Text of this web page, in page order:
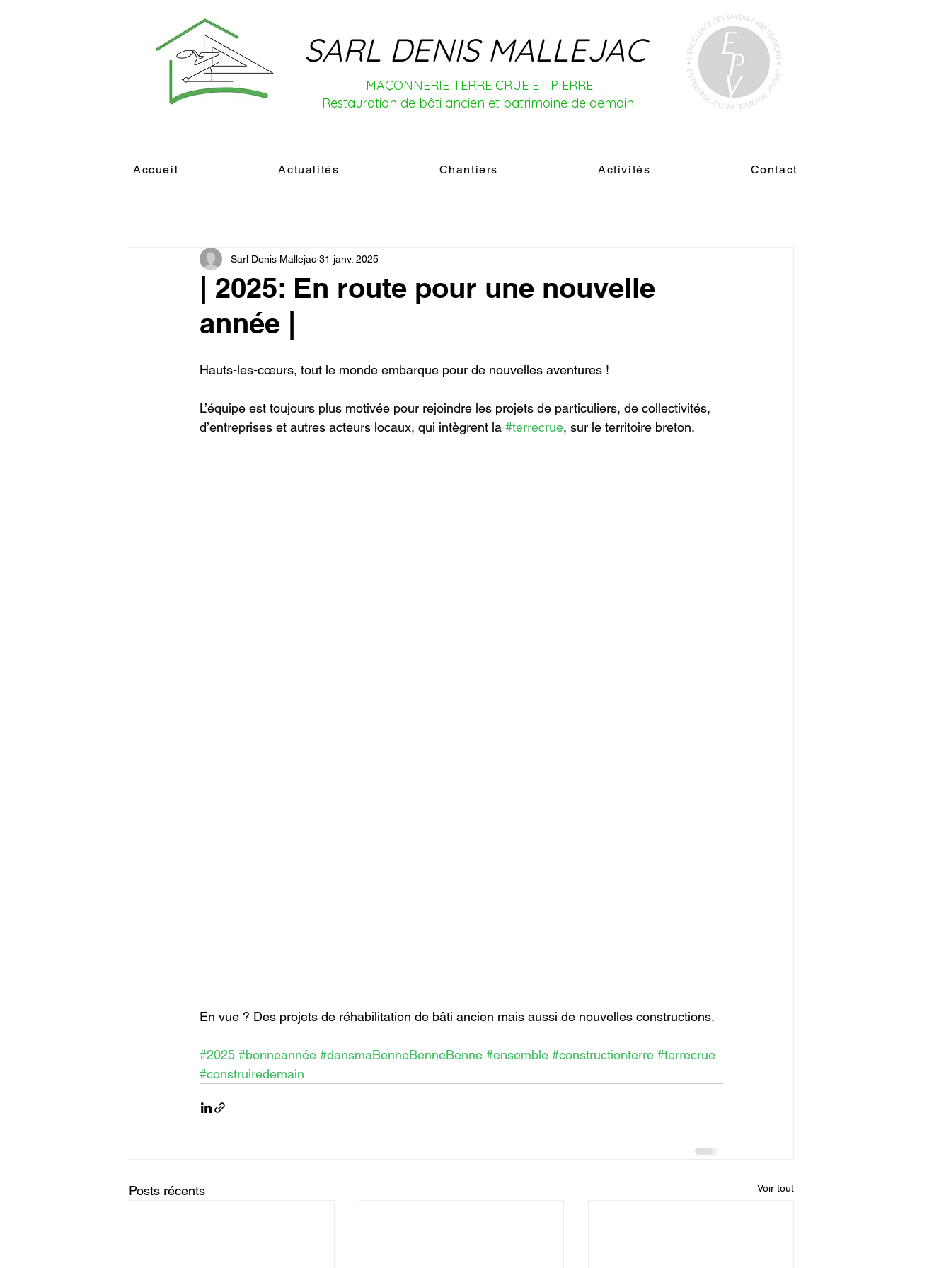
SARL DENIS MALLEJAC
MAÇONNERIE TERRE CRUE ET PIERRE
Restauration de bâti ancien et patrimoine de demain
Accueil Actualités Chantiers Activités Contact
| 2025: En route pour une nouvelle
année |
Sarl Denis Mallejac 31 janv. 2025
Hauts-les-cœurs, tout le monde embarque pour de nouvelles aventures !
L’équipe est toujours plus motivée pour rejoindre les projets de particuliers, de collectivités,
d’entreprises et autres acteurs locaux, qui intègrent la #terrecrue, sur le territoire breton.
En vue ? Des projets de réhabilitation de bâti ancien mais aussi de nouvelles constructions.
#2025 #bonneannée #dansmaBenneBenneBenne #ensemble #constructionterre #terrecrue
#construiredemain
Posts récents Voir tout